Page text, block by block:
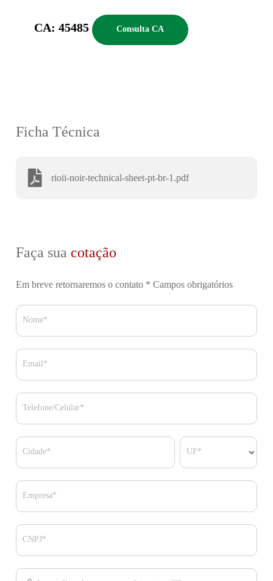
CA: 45485 Consulta CA
Ficha Técnica
rioii-noir-technical-sheet-pt-br-1.pdf
Faça sua cotação
Em breve retornaremos o contato * Campos obrigatórios
Nome*
Email*
Telefone/Celular*
Cidade* UF*
Empresa*
CNPJ*